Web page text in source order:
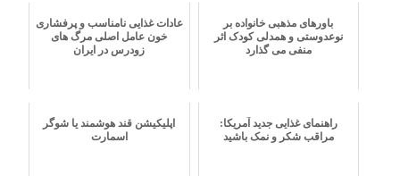
باورهای مذهبی خانواده بر
نوعدوستی و همدلی کودک اثر
منفی می گذارد
عادات غذایی نامناسب و پرفشاری
خون عامل اصلی مرگ های
زودرس در ایران
راهنمای غذایی جدید آمریکا:
مراقب شکر و نمک باشید
اپلیکیشن قند هوشمند یا شوگر
اسمارت